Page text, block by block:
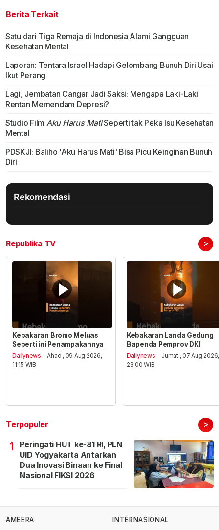
Berita Terkait
Satu dari Tiga Remaja di Indonesia Alami Gangguan
Kesehatan Mental
Laporan: Tentara Israel Hadapi Gelombang Bunuh Diri Usai
Ikut Perang
Lagi, Jembatan Cangar Jadi Saksi: Mengapa Laki-Laki
Rentan Memendam Depresi?
Studio Film Aku Harus MatiSeperti tak Peka Isu Kesehatan
Mental
PDSKJI: Baliho 'Aku Harus Mati' Bisa Picu Keinginan Bunuh
Diri
Rekomendasi
Republika TV >
Kebakaran Bromo Meluas
Seperti ini Penampakannya
Dailynews - Ahad , 09 Aug 2026,
11:15 WIB
Kebakaran Landa Gedung
Bapenda Pemprov DKI
Dailynews - Jumat , 07 Aug 2026,
23:00 WIB
Terpopuler >
1
Peringati HUT ke-81 RI, PLN
UID Yogyakarta Antarkan
Dua Inovasi Binaan ke Final
Nasional FIKSI 2026
AMEERA
INTERNASIONAL